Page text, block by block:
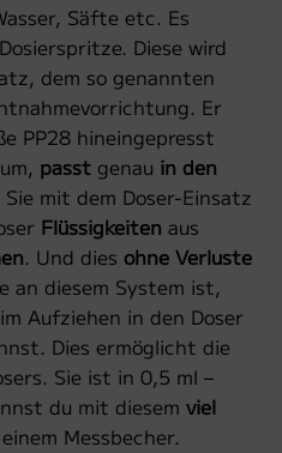
Säfte etc. Es
Diese wird
dem so genannten
Er
PP28 hineingepresst
passt genau in den
Sie mit dem Doser-Einsatz
Flüssigkeiten aus
. Und dies ohne Verluste
an diesem System ist,
Aufziehen in den Doser
Dies ermöglicht die
Sie ist in 0,5 ml –
du mit diesem viel
Messbecher.